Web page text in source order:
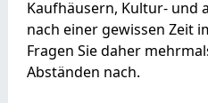
Kaufhäusern, Kultur- und
nach einer gewissen Zeit
Fragen Sie daher
Abständen nach.